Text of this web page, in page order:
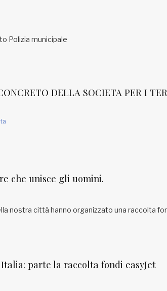
Polizia municipale
DELLA SOCIETA PER I
che unisce gli uomini.
nostra città hanno organizzato una raccolta
parte la raccolta fondi easyJet